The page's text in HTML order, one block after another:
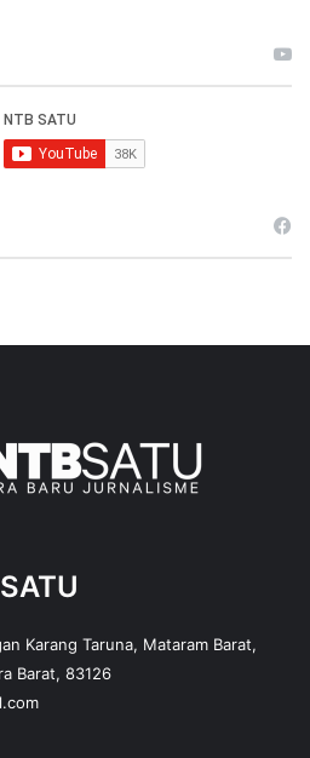
Karang Taruna, Mataram Barat,
Barat, 83126